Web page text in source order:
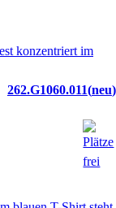
262.G1060.011 neu